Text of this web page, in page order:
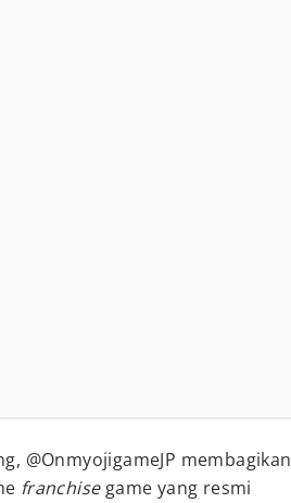
@OnmyojigameJP membagikan
franchise game yang resmi